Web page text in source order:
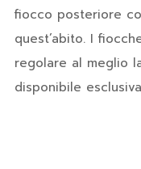
fiocco posteriore
quest’abito. I
regolare al meglio
disponibile